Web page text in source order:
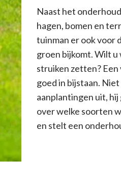
Naast het
hagen, bomen en
tuinman er ook voor
groen bijkomt. Wilt u
struiken zetten? Een
goed in bijstaan.
aanplantingen uit,
over welke soorten
en stelt een